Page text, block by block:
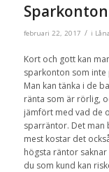
februari 22, 2017 / i
Kort och gott kan
sparkonton som inte
Man kan tänka i de
ränta som är rörlig,
jämfört med vad de
sparräntor. Det man
mest kostar det
högsta räntor
du som kund kan